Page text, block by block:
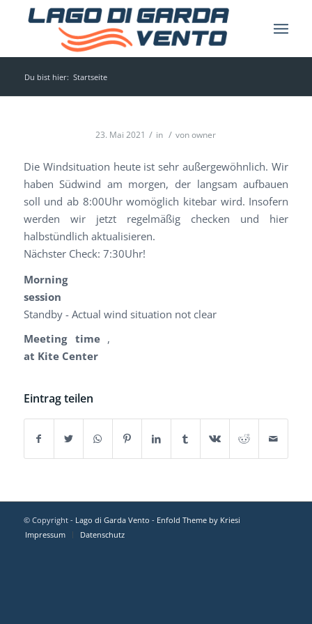
Du bist hier: Startseite
23. Mai 2021 / in / vonowner
Die Windsituation heute ist sehr außergewöhnlich. Wir
haben Südwind am morgen, der langsam aufbauen
soll und ab 8:00Uhr womöglich kitebar wird. Insofern
werden wir jetzt regelmäßig checken und hier
halbstündlich aktualisieren.
Nächster Check: 7:30Uhr!
Morning
session
Standby - Actual wind situation not clear
Meeting time
at Kite Center
,
Eintrag teilen
© Copyright - Lago di Garda Vento - Enfold Theme by Kriesi
Impressum
Datenschutz